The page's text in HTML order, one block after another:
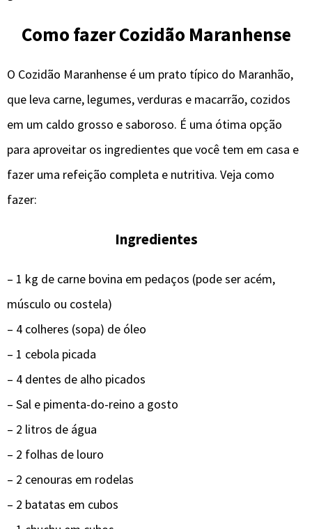
Como fazer Cozidão Maranhense
O Cozidão Maranhense é um prato típico do Maranhão,
que leva carne, legumes, verduras e macarrão, cozidos
em um caldo grosso e saboroso. É uma ótima opção
para aproveitar os ingredientes que você tem em casa e
fazer uma refeição completa e nutritiva. Veja como
fazer:
Ingredientes
– 1 kg de carne bovina em pedaços (pode ser acém,
músculo ou costela)
– 4 colheres (sopa) de óleo
– 1 cebola picada
– 4 dentes de alho picados
– Sal e pimenta-do-reino a gosto
– 2 litros de água
– 2 folhas de louro
– 2 cenouras em rodelas
– 2 batatas em cubos